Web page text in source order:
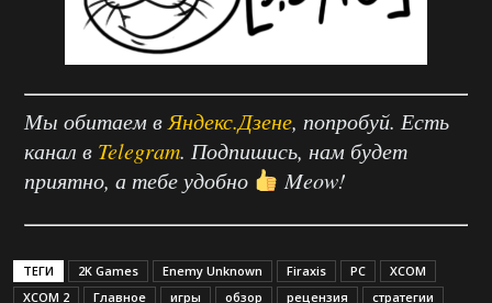
Мы обитаем в Яндекс.Дзене, попробуй. Есть
канал в Telegram. Подпишись, нам будет
приятно, а тебе удобно
Meow!
ТЕГИ 2K Games Enemy Unknown Firaxis PC
XCOM
XCOM 2
Главное игры обзор рецензия
стратегии